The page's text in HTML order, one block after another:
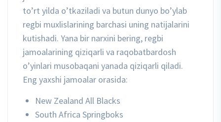
to’rt yilda o’tkaziladi va butun dunyo bo’ylab
regbi muxlislarining barchasi uning natijalarini
kutishadi. Yana bir narxini bering, regbi
jamoalarining qiziqarli va raqobatbardosh
o’yinlari musobaqani yanada qiziqarli qiladi.
Eng yaxshi jamoalar orasida:
New Zealand All Blacks
South Africa Springboks